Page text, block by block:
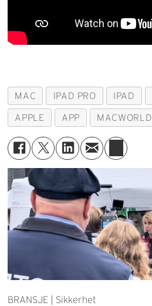
MAC IPAD PRO IPAD
APPLE APP MACWORLD
BRANSJE | Sikkerhet